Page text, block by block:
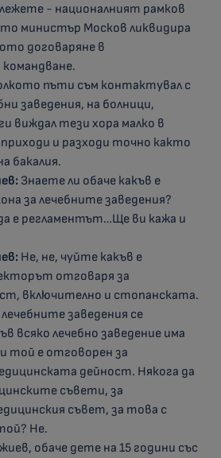
- националният рамков
министър Москов ликвидира
договаряне в
пъти съм контактувал с
заведения, на болници,
виждал тези хора малко в
и разходи точно както
бакалия.
Знаете ли обаче какъв е
за лечебните заведения?
е регламентът…Ще ви кажа и
Не, не, чуйте какъв е
отговаря за
включително и стопанската.
заведения се
всяко лечебно заведение има
той е отговорен за
дейност. Някога да
съвети, за
съвет, за това с
Не.
обаче дете на 15 години със